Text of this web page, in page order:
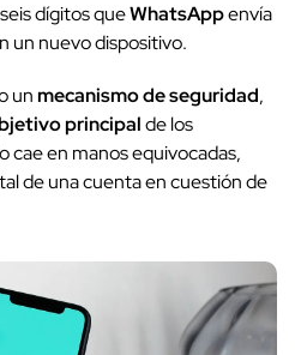
dígitos queWhatsAppenvía
un nuevo dispositivo.
unmecanismo de seguridad,
principalde los
cae en manos equivocadas,
de una cuenta en cuestión de